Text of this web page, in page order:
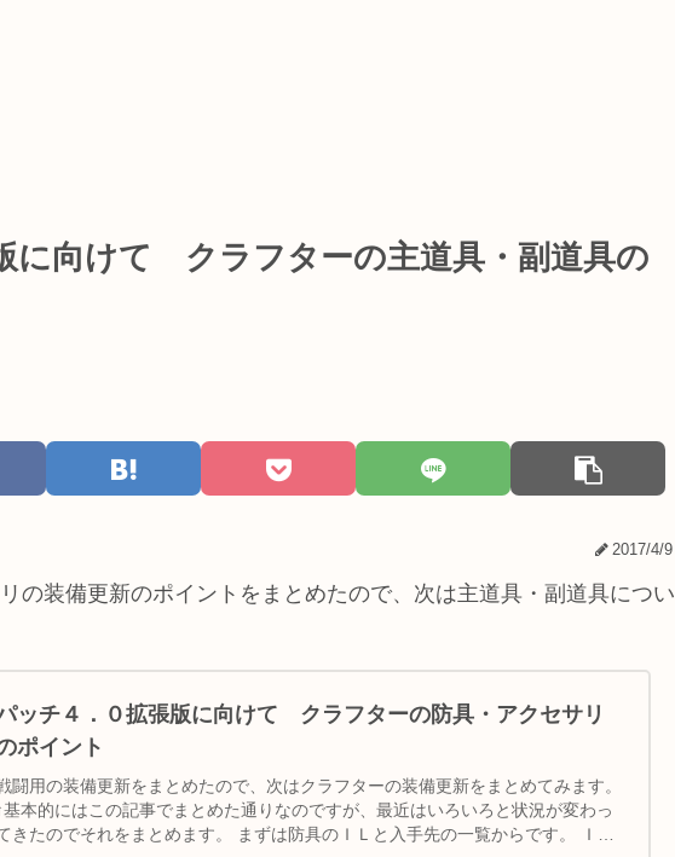
に向けて クラフターの主道具・副道具の
2017/4/9
の装備更新のポイントをまとめたので、次は主道具・副道具につい
ッチ４．０拡張版に向けて クラフターの防具・アクセサリ
ポイント
闘用の装備更新をまとめたので、次はクラフターの装備更新をまとめてみます。
基本的にはこの記事でまとめた通りなのですが、最近はいろいろと状況が変わっ
きたのでそれをまとめます。 まずは防具のＩＬと入手先の一覧からです。 ＩＬ